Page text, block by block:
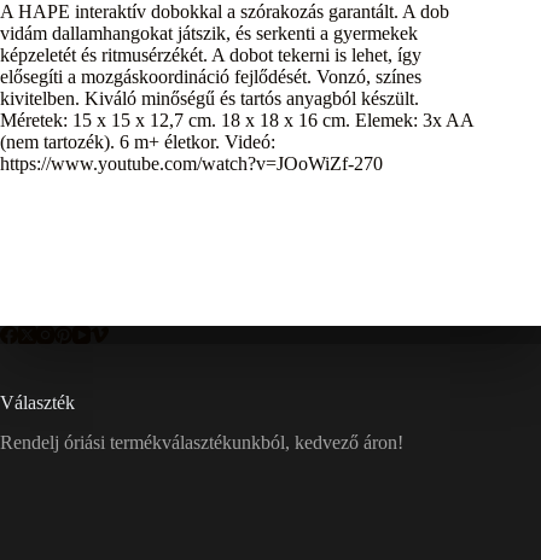
A HAPE interaktív dobokkal a szórakozás garantált. A dob
vidám dallamhangokat játszik, és serkenti a gyermekek
képzeletét és ritmusérzékét. A dobot tekerni is lehet, így
elősegíti a mozgáskoordináció fejlődését. Vonzó, színes
kivitelben. Kiváló minőségű és tartós anyagból készült.
Méretek: 15 x 15 x 12,7 cm. 18 x 18 x 16 cm. Elemek: 3x AA
(nem tartozék). 6 m+ életkor. Videó:
https://www.youtube.com/watch?v=JOoWiZf-270
Választék
Rendelj óriási termékválasztékunkból, kedvező áron!